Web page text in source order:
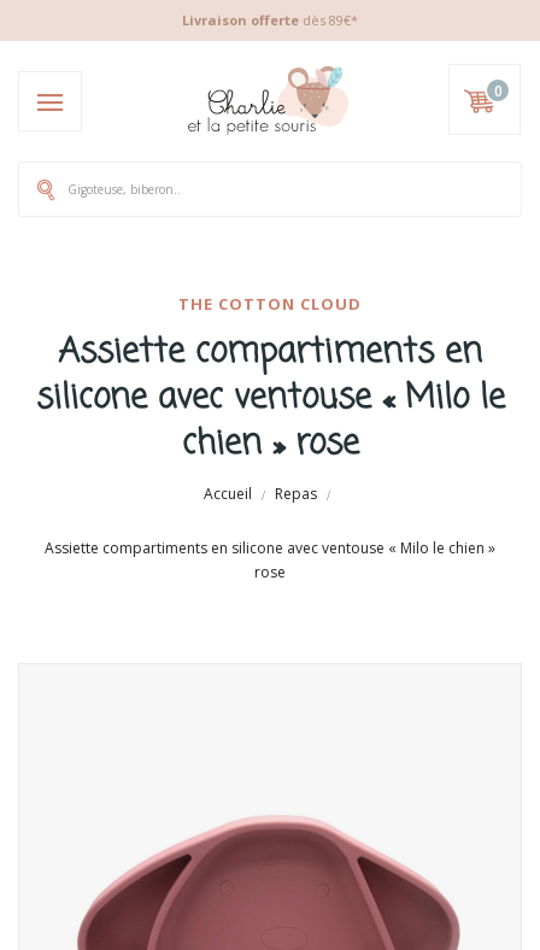
Livraison offerte dès 89€*
0
THE COTTON CLOUD
Assiette compartiments en
silicone avec ventouse « Milo le
chien » rose
Accueil Repas
Assiette compartiments en silicone avec ventouse « Milo le chien »
rose